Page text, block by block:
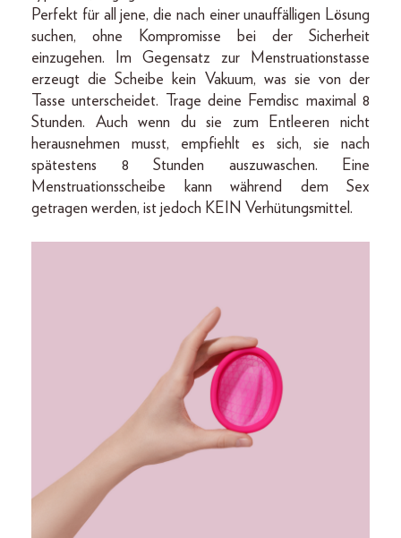
Perfekt für all jene, die nach einer unauffälligen Lösung
suchen, ohne Kompromisse bei der Sicherheit
einzugehen. Im Gegensatz zur Menstruationstasse
erzeugt die Scheibe kein Vakuum, was sie von der
Tasse unterscheidet. Trage deine Femdisc maximal 8
Stunden. Auch wenn du sie zum Entleeren nicht
herausnehmen musst, empfiehlt es sich, sie nach
spätestens 8 Stunden auszuwaschen. Eine
Menstruationsscheibe kann während dem Sex
getragen werden, ist jedoch KEIN Verhütungsmittel.